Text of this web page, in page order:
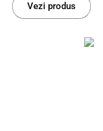
Vezi produs